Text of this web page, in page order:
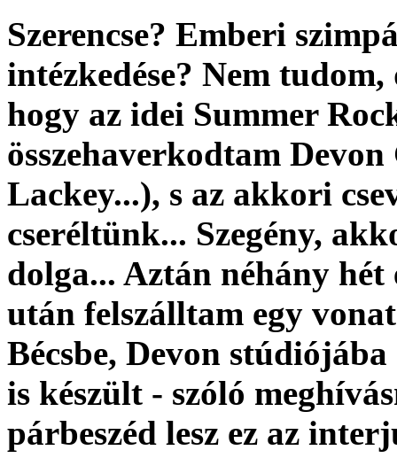
Szerencse? Emberi
intézkedése? Nem
hogy az idei Summer
összehaverkodtam
Lackey...), s az akkori
cseréltünk... Szegény,
dolga... Aztán néhány
után felszálltam egy
Bécsbe, Devon
is készült - szóló
párbeszéd lesz ez az